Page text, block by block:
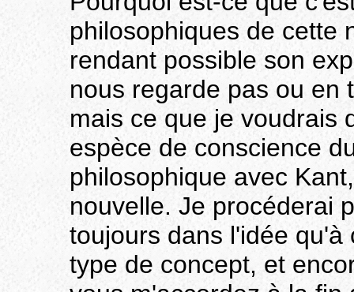
philosophiques de cette
rendant possible son
nous regarde pas ou en
mais ce que je voudrais
espèce de conscience
philosophique avec
nouvelle. Je procéderai
toujours dans l'idée
type de concept, et